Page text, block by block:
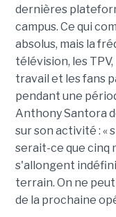
dernières
campus. Ce qui
absolus, mais la
télévision, les
travail et les fans
pendant une
Anthony Santora
sur son activité : «
serait-ce que cinq
s'allongent
terrain. On ne
de la prochaine